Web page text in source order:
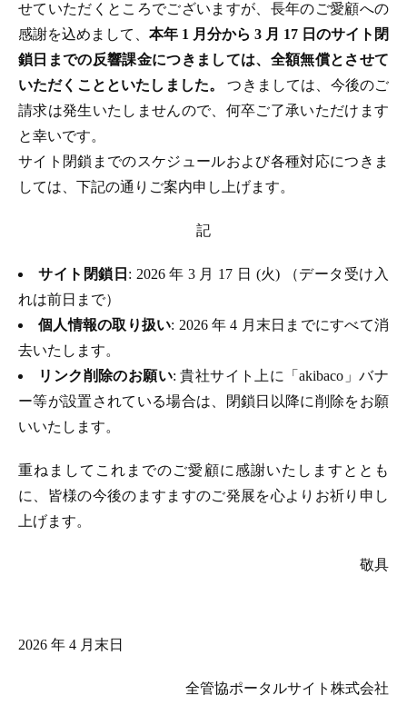
せていただくところでございますが、長年のご愛顧への
感謝を込めまして、 本年 1 月分から 3 月 17 日のサイト閉
鎖日までの反響課金につきましては、全額無償とさせて
いただくことといたしました。つきましては、今後のご
請求は発生いたしませんので、何卒ご了承いただけます
と幸いです。
サイト閉鎖までのスケジュールおよび各種対応につきま
しては、下記の通りご案内申し上げます。
記
サイト閉鎖日 : 2026 年 3 月 17 日 (火) （データ受け入
れは前日まで）
個人情報の取り扱い: 2026 年 4 月末日までにすべて消
去いたします。
リンク削除のお願い: 貴社サイト上に「akibaco」バナ
ー等が設置されている場合は、閉鎖日以降に削除をお願
いいたします。
重ねましてこれまでのご愛顧に感謝いたしますととも
に、皆様の今後のますますのご発展を心よりお祈り申し
上げます。
敬具
2026 年 4 月末日
全管協ポータルサイト株式会社